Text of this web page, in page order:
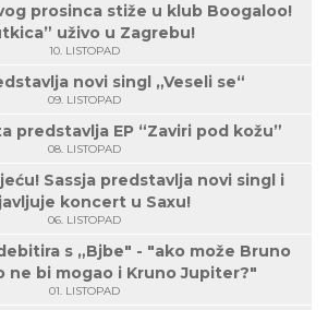
prosinca stiže u klub Boogaloo!
uživo u Zagrebu!
10. LISTOPAD
novi singl „Veseli se“
09. LISTOPAD
predstavlja EP “Zaviri pod kožu”
08. LISTOPAD
Sassja predstavlja novi singl i
koncert u Saxu!
06. LISTOPAD
s „Bjbe" - "ako može Bruno
ne bi mogao i Kruno Jupiter?"
01. LISTOPAD